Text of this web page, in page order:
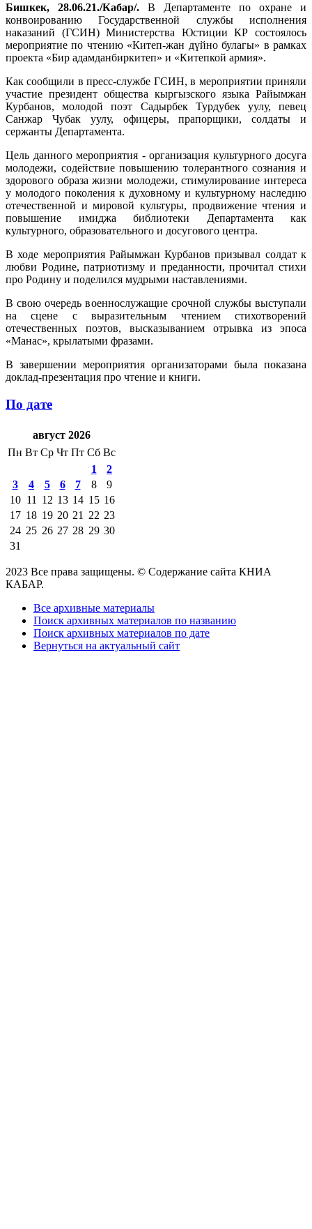
Бишкек, 28.06.21./Кабар/. В Департаменте по охране и
конвоированию Государственной службы исполнения
наказаний (ГСИН) Министерства Юстиции КР состоялось
мероприятие по чтению «Китеп-жан дүйно булагы» в рамках
проекта «Бир адамданбиркитеп» и «Китепкой армия».
Как сообщили в пресс-службе ГСИН, в мероприятии приняли
участие президент общества кыргызского языка Райымжан
Курбанов, молодой поэт Садырбек Турдубек уулу, певец
Санжар Чубак уулу, офицеры, прапорщики, солдаты и
сержанты Департамента.
Цель данного мероприятия - организация культурного досуга
молодежи, содействие повышению толерантного сознания и
здорового образа жизни молодежи, стимулирование интереса
у молодого поколения к духовному и культурному наследию
отечественной и мировой культуры, продвижение чтения и
повышение имиджа библиотеки Департамента как
культурного, образовательного и досугового центра.
В ходе мероприятия Райымжан Курбанов призывал солдат к
любви Родине, патриотизму и преданности, прочитал стихи
про Родину и поделился мудрыми наставлениями.
В свою очередь военнослужащие срочной службы выступали
на сцене с выразительным чтением стихотворений
отечественных поэтов, высказыванием отрывка из эпоса
«Манас», крылатыми фразами.
В завершении мероприятия организаторами была показана
доклад-презентация про чтение и книги.
По дате
август 2026
Пн Вт Ср Чт Пт Сб Вс
1
2
3
4 5 6 7 8
9
10 11 12 13 14 15 16
17 18 19 20 21 22 23
24 25 26 27 28 29 30
31
2023 Все права защищены. © Содержание сайта КНИА
КАБАР.
Все архивные материалы
Поиск архивных материалов по названию
Поиск архивных материалов по дате
Вернуться на актуальный сайт